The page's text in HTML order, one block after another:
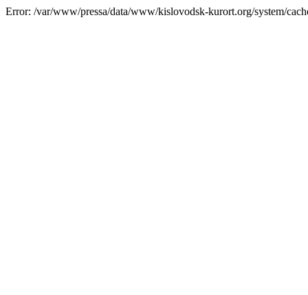
Error: /var/www/pressa/data/www/kislovodsk-kurort.org/system/